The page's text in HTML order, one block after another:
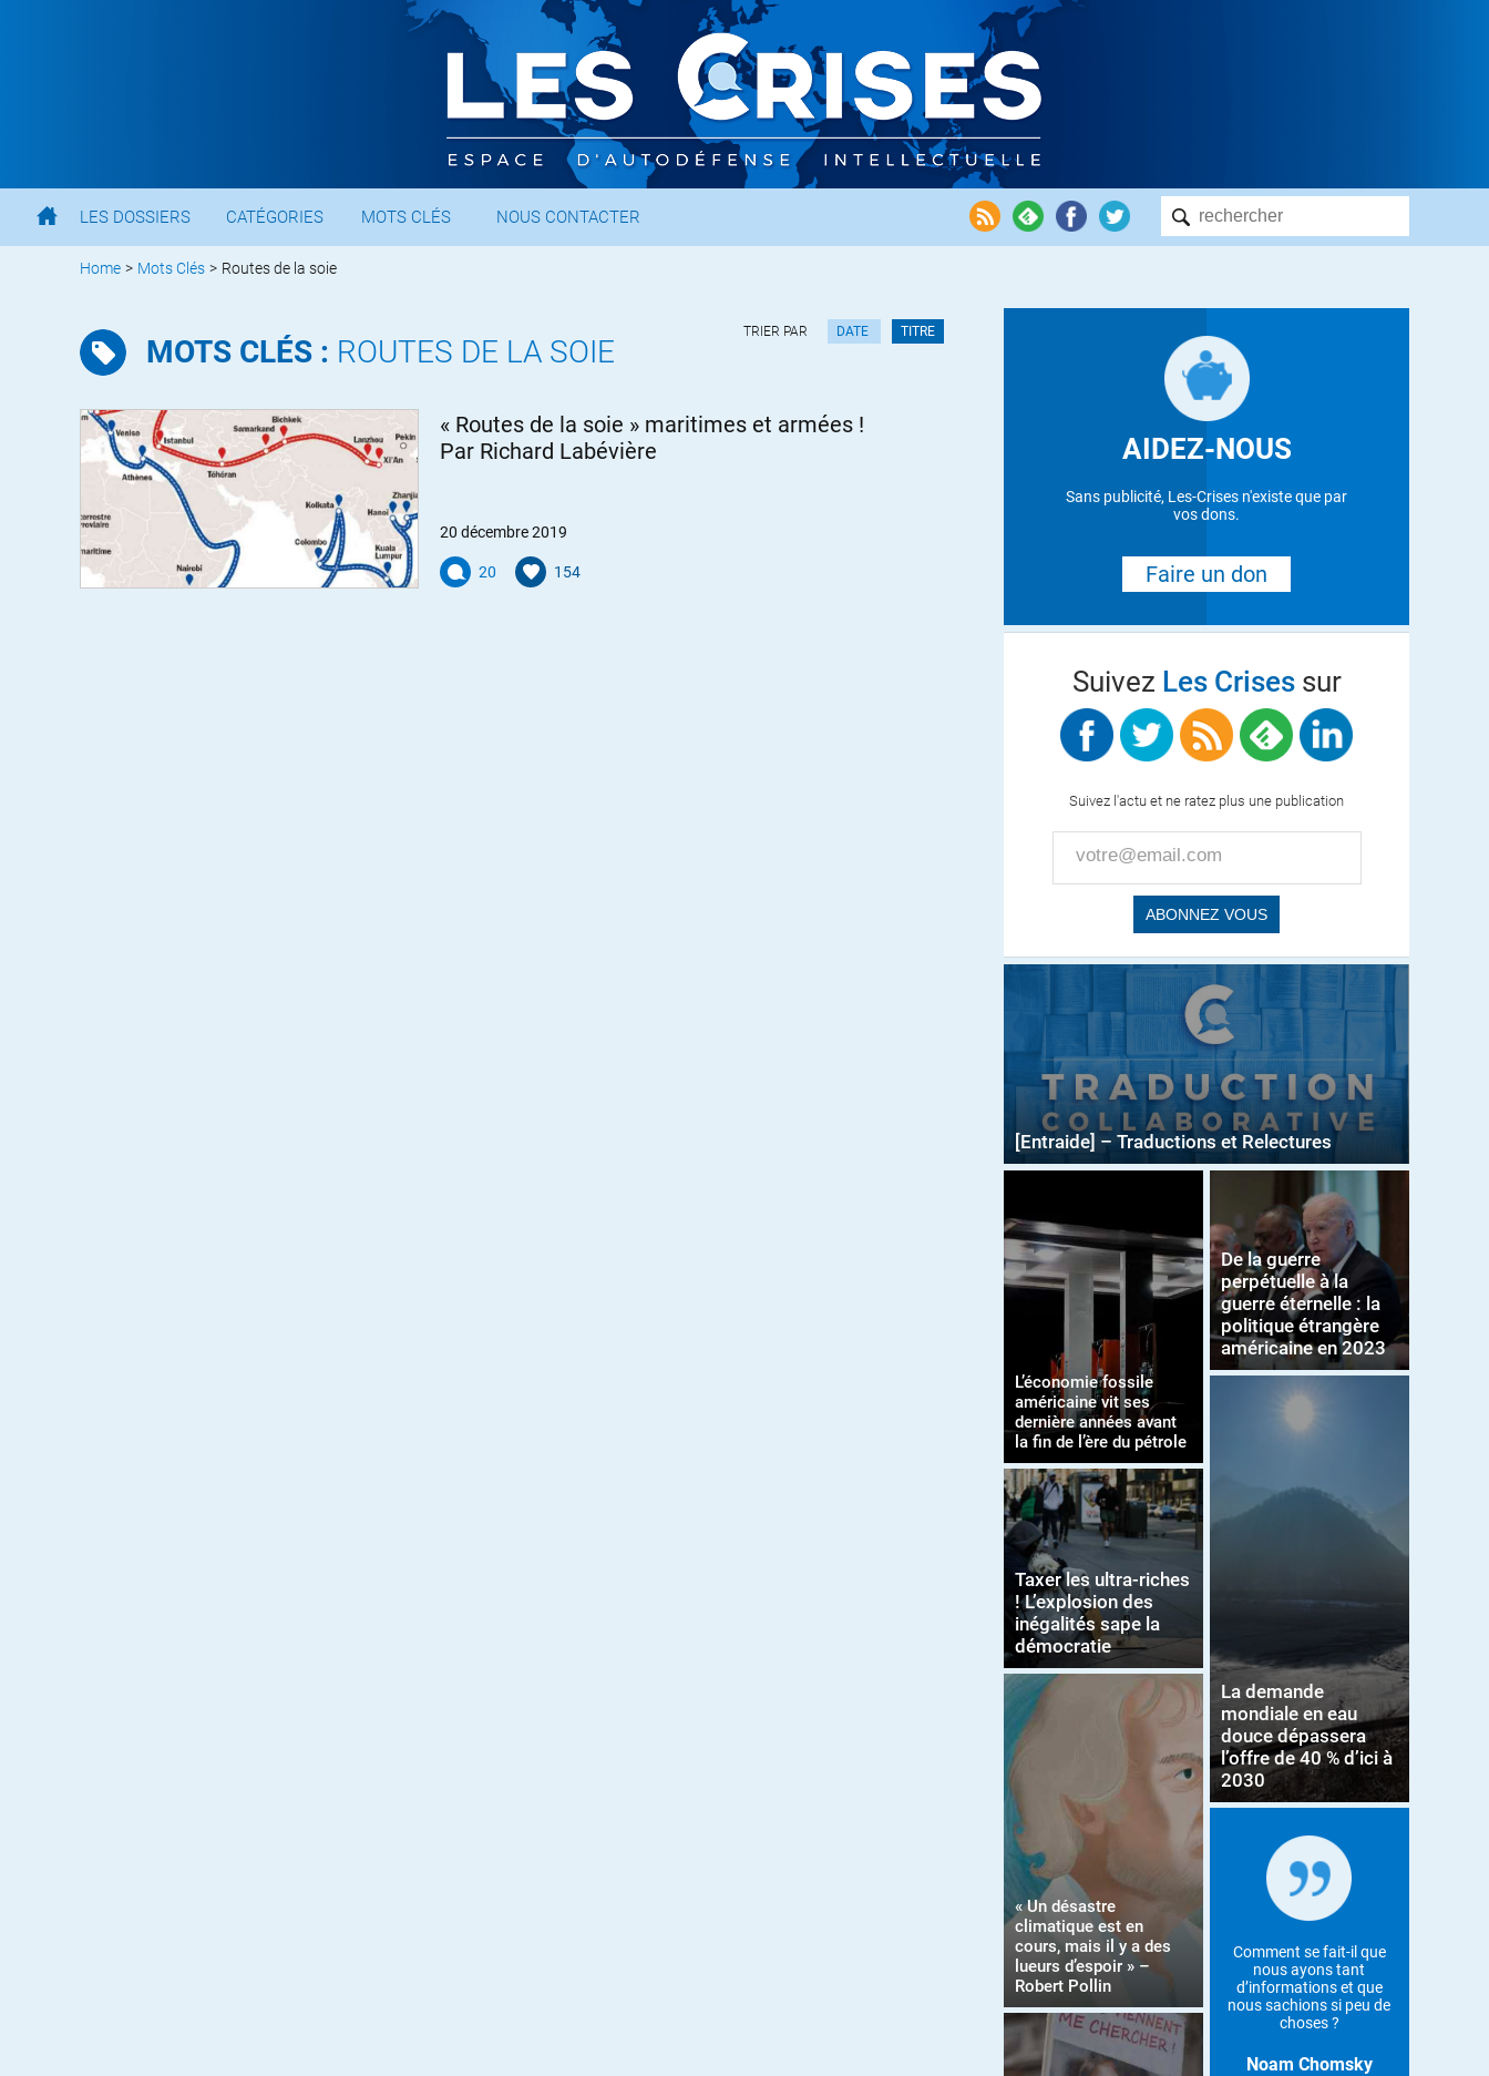
LES DOSSIERS CATÉGORIES MOTS CLÉS NOUS CONTACTER
Home > Mots Clés > Routes de la soie
MOTS CLÉS : ROUTES DE LA SOIE
TRIER PAR DATE TITRE
« Routes de la soie » maritimes et armées !
Par Richard Labévière
20 décembre 2019
20 154
AIDEZ-NOUS
Sans publicité, Les-Crises n'existe que par
vos dons.
Faire un don
Suivez Les Crisessur
Suivez l'actu et ne ratez plus une publication
[Entraide] – Traductions et Relectures
L’économie fossile
américaine vit ses
dernière années avant
la fin de l’ère du pétrole
Taxer les ultra-riches
! L’explosion des
inégalités sape la
démocratie
« Un désastre
climatique est en
cours, mais il y a des
lueurs d’espoir » –
Robert Pollin
De la guerre
perpétuelle à la
guerre éternelle : la
politique étrangère
américaine en 2023
La demande
mondiale en eau
douce dépassera
l’offre de 40 % d’ici à
2030
Comment se fait-il que
nous ayons tant
d’informations et que
nous sachions si peu de
choses ?
Noam Chomsky